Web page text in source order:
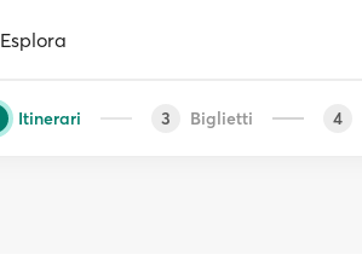
Esplora
Itinerari 3 Biglietti 4